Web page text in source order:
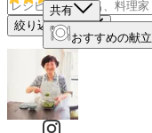
絞り込み検索
共有
おすすめの献立